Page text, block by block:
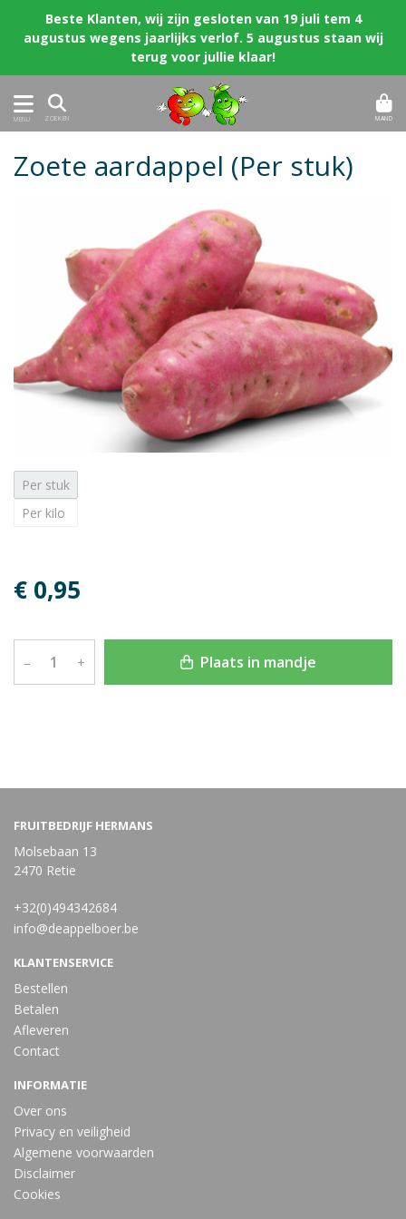
Beste Klanten, wij zijn gesloten van 19 juli tem 4
augustus wegens jaarlijks verlof. 5 augustus staan wij
terug voor jullie klaar!
MENU ZOEKEN MAND
Zoete aardappel (Per stuk)
Per stuk
Per kilo
€ 0,95
– + Plaats in mandje
FRUITBEDRIJF HERMANS
Molsebaan 13
2470 Retie
+32(0)494342684
info@deappelboer.be
KLANTENSERVICE
Bestellen
Betalen
Afleveren
Contact
INFORMATIE
Over ons
Privacy en veiligheid
Algemene voorwaarden
Disclaimer
Cookies